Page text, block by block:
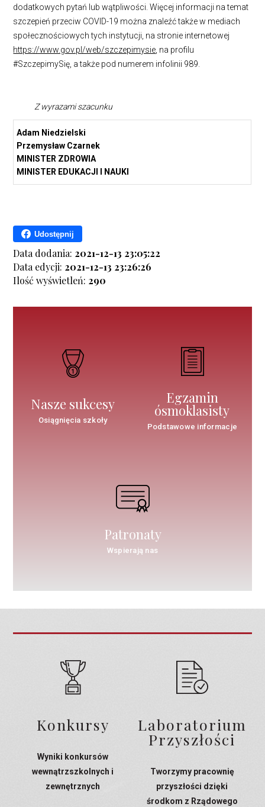
dodatkowych pytań lub wątpliwości. Więcej informacji na temat
szczepień przeciw COVID-19 można znaleźć także w mediach
społecznościowych tych instytucji, na stronie internetowej
https://www.gov.pl/web/szczepimysie, na profilu
#SzczepimySię, a także pod numerem infolinii 989.
Z wyrazami szacunku
Adam Niedzielski
Przemysław Czarnek
MINISTER ZDROWIA
MINISTER EDUKACJI I NAUKI
Udostępnij
Data dodania: 2021-12-13 23:05:22
Data edycji: 2021-12-13 23:26:26
Ilość wyświetleń: 290
Nasze sukcesy
Osiągnięcia szkoły
Egzamin
ósmoklasisty
Podstawowe informacje
Patronaty
Wspierają nas
Konkursy
Wyniki konkursów
wewnątrzszkolnych i
zewnętrznych
Laboratorium
Przyszłości
Tworzymy pracownię
przyszłości dzięki
środkom z Rządowego